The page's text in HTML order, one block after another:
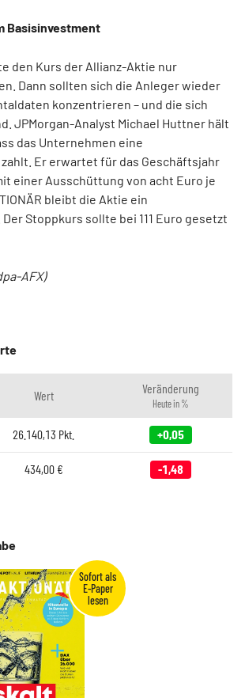
Basisinvestment
den Kurs der Allianz-Aktie nur
Dann sollten sich die Anleger wieder
konzentrieren – und die sich
JPMorgan-Analyst Michael Huttner hält
das Unternehmen eine
Er erwartet für das Geschäftsjahr
einer Ausschüttung von acht Euro je
bleibt die Aktie ein
Stoppkurs sollte bei 111 Euro gesetzt
AFX)
Wert Veränderung
Heute in %
26.140,13 Pkt. +0,05
434,00€ -1,48